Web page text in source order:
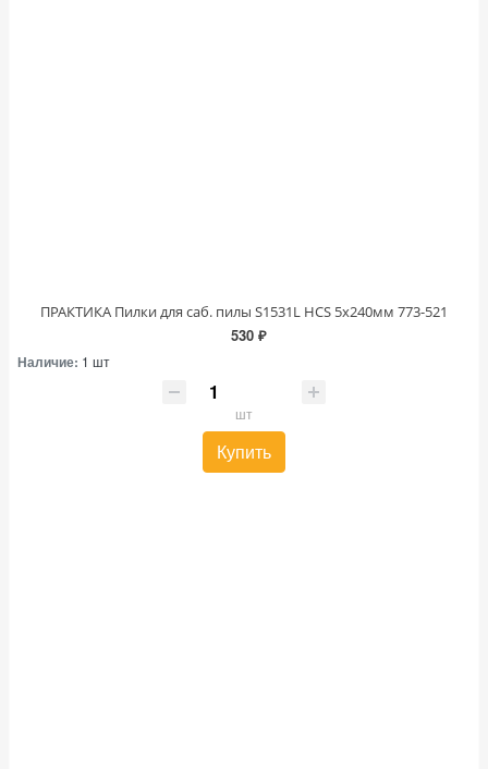
ПРАКТИКА Пилки для саб. пилы S1531L HCS 5х240мм 773-521
530 ₽
Наличие: 1 шт
шт
Купить